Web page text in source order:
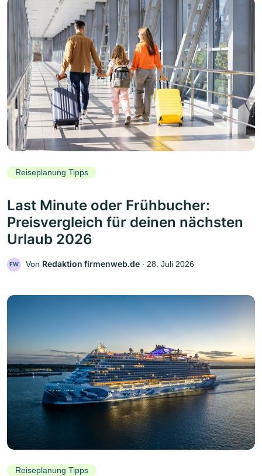
Reiseplanung Tipps
Last Minute oder Frühbucher:
Preisvergleich für deinen nächsten
Urlaub 2026
FW Von Redaktion firmenweb.de ‧ 28. Juli 2026
Reiseplanung Tipps